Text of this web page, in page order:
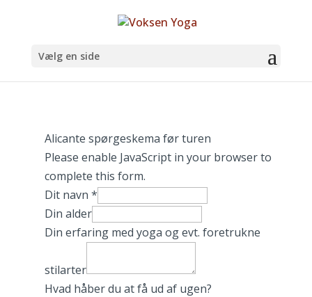
Vælg en side
Alicante spørgeskema før turen
Please enable JavaScript in your browser to
complete this form.
Dit navn *
Din alder
Din erfaring med yoga og evt. foretrukne
stilarter
Hvad håber du at få ud af ugen?